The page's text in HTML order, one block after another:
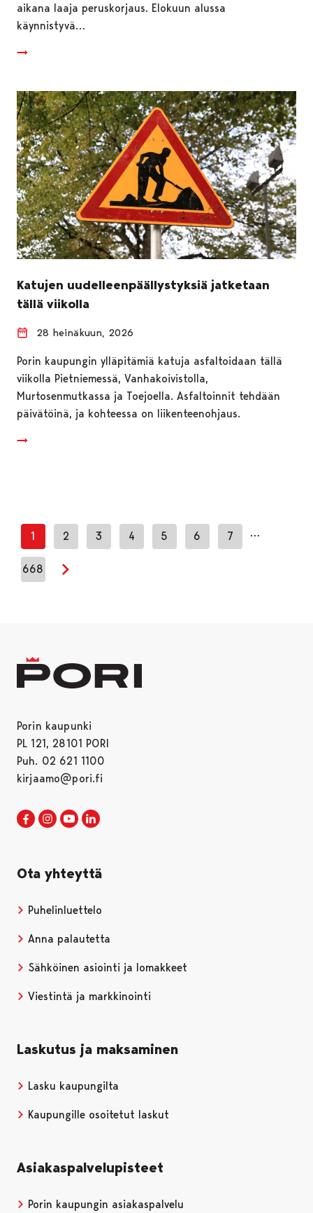
aikana laaja peruskorjaus. Elokuun alussa
käynnistyvä…
Katujen uudelleenpäällystyksiä jatketaan
tällä viikolla
28 heinäkuun, 2026
Porin kaupungin ylläpitämiä katuja asfaltoidaan tällä
viikolla Pietniemessä, Vanhakoivistolla,
Murtosenmutkassa ja Toejoella. Asfaltoinnit tehdään
päivätöinä, ja kohteessa on liikenteenohjaus.
1 2 3 4 5 6 7 …
668
Porin kaupunki
PL 121, 28101 PORI
Puh. 02 621 1100
kirjaamo@pori.fi
Porin kaupunki Facebookissa
Avautuu uudessa välilehdessä
Porin kaupunki Instagramissa
Avautuu uudessa välilehdessä
Porin kaupunki Youtubessa
Avautuu uudessa välilehdessä
Ota yhteyttä
Puhelinluettelo
Anna palautetta
Sähköinen asiointi ja lomakkeet
Viestintä ja markkinointi
Laskutus ja maksaminen
Lasku kaupungilta
Kaupungille osoitetut laskut
Asiakaspalvelupisteet
Porin kaupungin asiakaspalvelu